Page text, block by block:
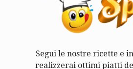
Segui le nostre ricette e
realizzerai ottimi piatti